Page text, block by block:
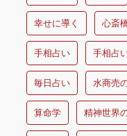
幸せに導く 心斎
手相占い 手相占
毎日占い 水商売
算命学 精神世界